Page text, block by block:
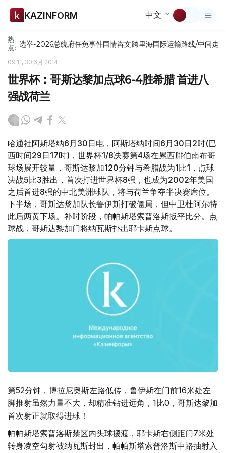
KAZINFORM 中文
热
点: 选举-2026总统府任免事件国情咨文跨里海国际运输路线/中间走廊
09:11, 30 6月 2014
世界杯：哥斯达黎加点球6-4胜希腊 首进八
强战荷兰
哈通社阿斯塔纳6月30日电，阿斯塔纳时间6月30日2时(巴
西时间29日17时)，世界杯1/8决赛第4场在累西腓伯南布哥
球场展开较量，哥斯达黎加120分钟与希腊战为1比1，点球
决战5比3胜出，首次打进世界杯8强，也成为2002年美国
之后首进8强的中北美洲球队，将与荷兰争夺半决赛席位。
下半场，哥斯达黎加队长鲁伊斯打破僵局，但中卫杜阿尔特
此后两黄下场。补时阶段，帕帕斯塔索普洛斯扳平比分。点
球战，哥斯达黎加门将纳瓦斯扑出耶卡斯点球。
第52分钟，博拉尼奥斯左路低传，鲁伊斯在门前16米处左
脚推射虽然力量不大，却精准钻进远角，1比0，哥斯达黎加
首次射正就取得进球！
帕帕斯塔索普洛斯禁区内头球摆渡，耶卡斯右侧距门7米处
转身凌空勾射被纳瓦斯封出，帕帕斯塔索普洛斯中路抽射入